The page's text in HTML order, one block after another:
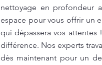
nettoyage en profondeur
espace pour vous offrir un
qui dépassera vos
différence. Nos experts
dès maintenant pour un